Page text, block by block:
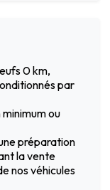
0 km,
par
minimum ou
préparation
la vente
nos véhicules